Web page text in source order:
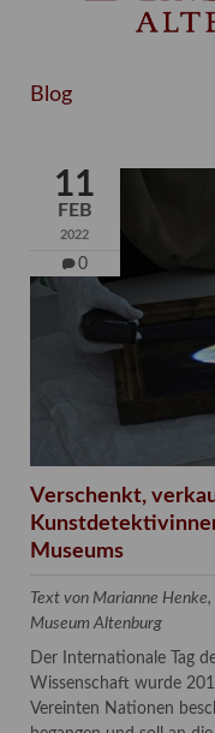
Blog
11
FEB
2022
0
Verschenkt,
Museums
Text von Marianne
Museum Altenburg
Der Internationale Tag
Wissenschaft wurde
Vereinten Nationen